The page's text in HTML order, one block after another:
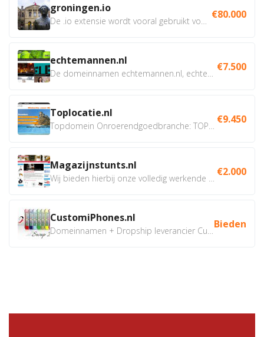
groningen.io €80.000
echtemannen.nl €7.500
Toplocatie.nl €9.450
Magazijnstunts.nl €2.000
CustomiPhones.nl Bieden